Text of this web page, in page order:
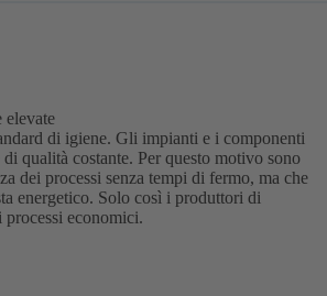
elevate
di igiene. Gli impianti e i componenti
qualità costante. Per questo motivo sono
dei processi senza tempi di fermo, ma che
energetico. Solo così i produttori di
economici.